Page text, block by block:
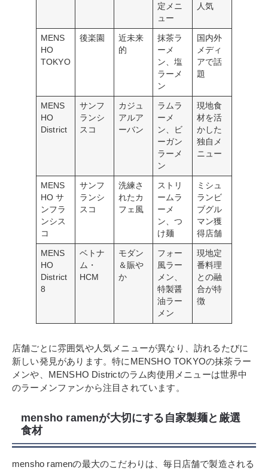
定メニ
ュー
人気
MENS
HO
TOKYO
後楽園
近未来
的
抹茶ラ
ーメ
ン、塩
ラーメ
ン
国内外
メディ
アで話
題
MENS
HO
District
サンフ
ランシ
スコ
カジュ
アルア
ーバン
ラムラ
ーメ
ン、ビ
ーガン
ラーメ
ン
現地食
材を活
かした
独自メ
ニュー
MENS
HO サ
ンフラ
ンシス
コ
サンフ
ランシ
スコ
洗練さ
れたカ
フェ風
ストリ
ームラ
ーメ
ン、つ
け麺
ミシュ
ランビ
ブグル
マン獲
得店舗
MENS
HO
District
8
ベトナ
ム・
HCM
モダン
＆賑や
か
フォー
風ラー
メン、
特製醤
油ラー
メン
現地定
番料理
との融
合が特
徴
店舗ごとに雰囲気や人気メニューが異なり、訪れるたびに
新しい発見があります。特にMENSHO TOKYOの抹茶ラー
メンや、MENSHO Districtのラム肉使用メニューは世界中
のラーメンファンから注目されています。
mensho ramenが大切にする自家製麺と厳選
食材
mensho ramenの最大のこだわりは、毎日店舗で製造される